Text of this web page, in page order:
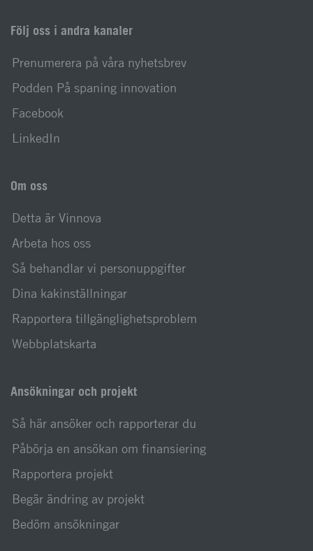
Följ oss i andra kanaler
Prenumerera på våra nyhetsbrev
Podden På spaning innovation
Facebook
LinkedIn
Om oss
Detta är Vinnova
Arbeta hos oss
Så behandlar vi personuppgifter
Dina kakinställningar
Rapportera tillgänglighetsproblem
Webbplatskarta
Ansökningar och projekt
Så här ansöker och rapporterar du
Påbörja en ansökan om finansiering
Rapportera projekt
Begär ändring av projekt
Bedöm ansökningar